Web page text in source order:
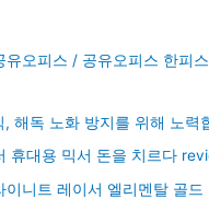
유오피스 / 공유오피스 한피
해독 노화 방지를 위해 노력
휴대용 믹서 돈을 치르다
이니트 레이서 엘리멘탈 골